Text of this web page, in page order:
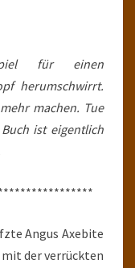
für einen
herumschwirrt.
machen. Tue
ist eigentlich
Angus Axebite
der verrückten